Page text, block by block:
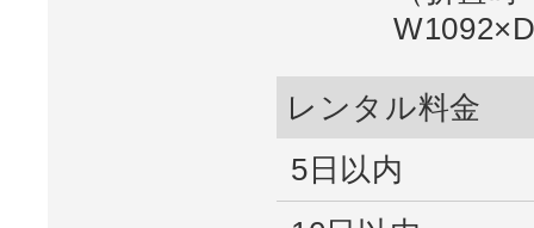
レンタル料金
5日以内